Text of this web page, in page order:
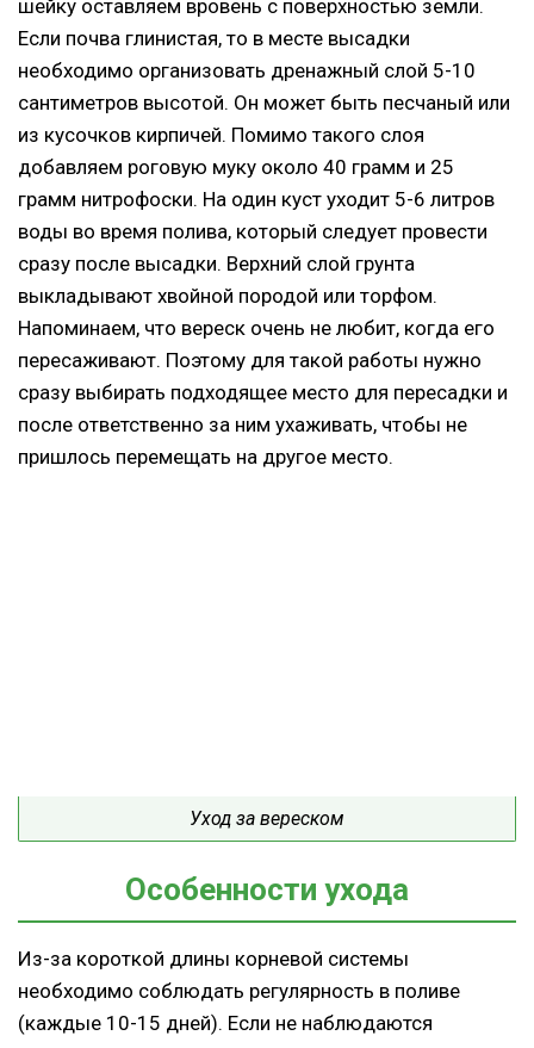
шейку оставляем вровень с поверхностью земли.
Если почва глинистая, то в месте высадки
необходимо организовать дренажный слой 5-10
сантиметров высотой. Он может быть песчаный или
из кусочков кирпичей. Помимо такого слоя
добавляем роговую муку около 40 грамм и 25
грамм нитрофоски. На один куст уходит 5-6 литров
воды во время полива, который следует провести
сразу после высадки. Верхний слой грунта
выкладывают хвойной породой или торфом.
Напоминаем, что вереск очень не любит, когда его
пересаживают. Поэтому для такой работы нужно
сразу выбирать подходящее место для пересадки и
после ответственно за ним ухаживать, чтобы не
пришлось перемещать на другое место.
Уход за вереском
Особенности ухода
Из-за короткой длины корневой системы
необходимо соблюдать регулярность в поливе
(каждые 10-15 дней). Если не наблюдаются